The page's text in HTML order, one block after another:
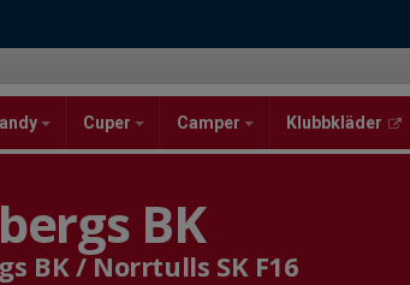
Cuper Camper Klubbkläder
BK
BK / Norrtulls SK F16